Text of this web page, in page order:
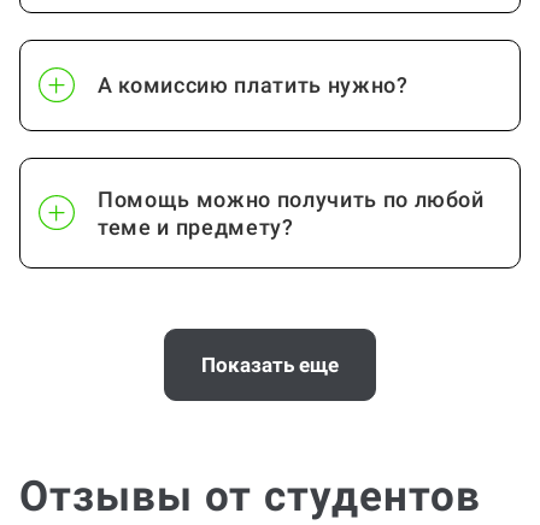
А комиссию платить нужно?
Помощь можно получить по любой
теме и предмету?
Помощь с услугой Дневник по
практике нужна срочно
(консультация по Дневнику по
Показать еще
Отзывы от студентов